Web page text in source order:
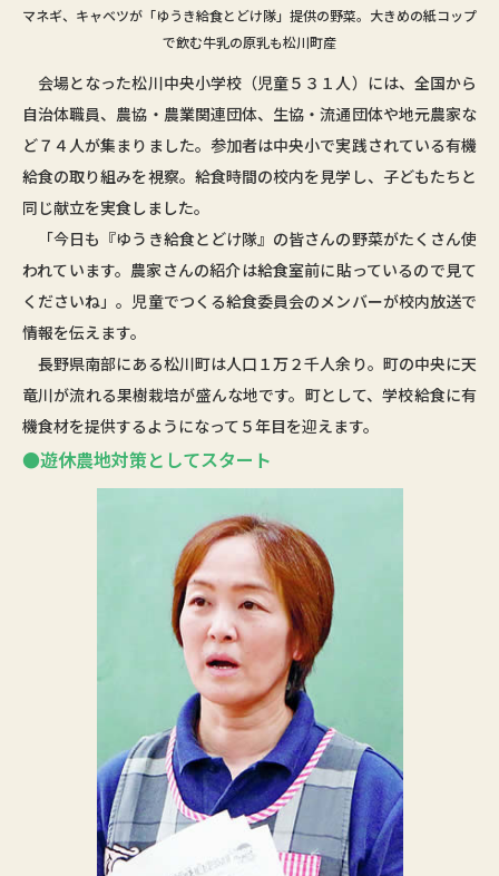
マネギ、キャベツが「ゆうき給食とどけ隊」提供の野菜。大きめの紙コップ
で飲む牛乳の原乳も松川町産
会場となった松川中央小学校（児童５３１人）には、全国から
自治体職員、農協・農業関連団体、生協・流通団体や地元農家な
ど７４人が集まりました。参加者は中央小で実践されている有機
給食の取り組みを視察。給食時間の校内を見学し、子どもたちと
同じ献立を実食しました。
「今日も『ゆうき給食とどけ隊』の皆さんの野菜がたくさん使
われています。農家さんの紹介は給食室前に貼っているので見て
くださいね」。児童でつくる給食委員会のメンバーが校内放送で
情報を伝えます。
長野県南部にある松川町は人口１万２千人余り。町の中央に天
竜川が流れる果樹栽培が盛んな地です。町として、学校給食に有
機食材を提供するようになって５年目を迎えます。
●遊休農地対策としてスタート